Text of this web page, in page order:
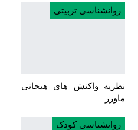
روانشناسی تربیتی
نظریه واکنش های هیجانی
ماورر
روانشناسی کودک